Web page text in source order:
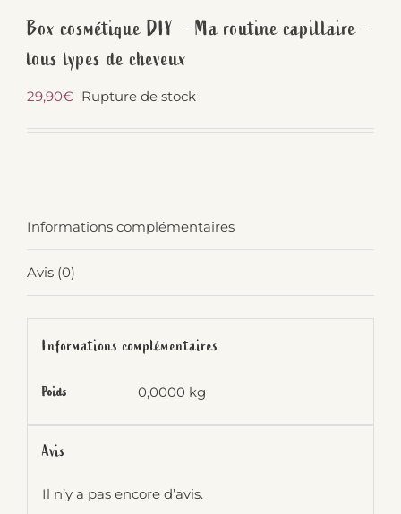
Box cosmétique DIY – Ma routine capillaire –
tous types de cheveux
29,90€ Rupture de stock
Informations complémentaires
Avis (0)
Informations complémentaires
Poids 0,0000 kg
Avis
Il n’y a pas encore d’avis.